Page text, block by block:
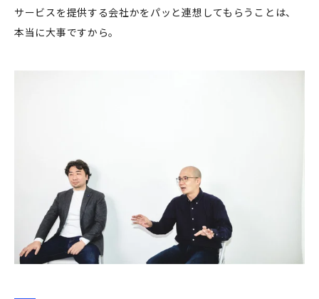
サービスを提供する会社かをパッと連想してもらうことは、
本当に大事ですから。